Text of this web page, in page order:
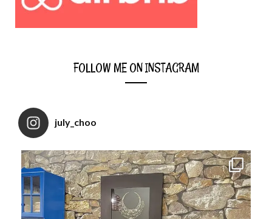
FOLLOW ME ON INSTAGRAM
july_choo